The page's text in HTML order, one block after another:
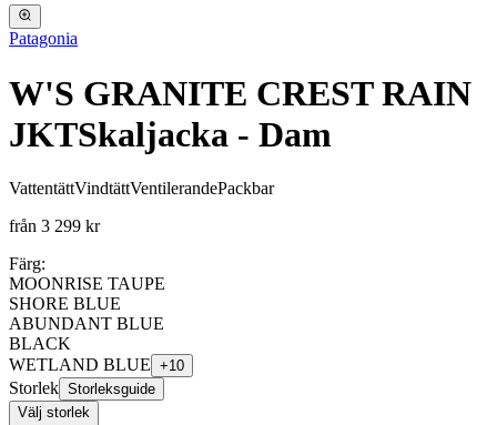
Patagonia
W'S GRANITE CREST RAIN
JKTSkaljacka - Dam
VattentättVindtättVentilerandePackbar
från 3 299 kr
Färg:
MOONRISE TAUPE
SHORE BLUE
ABUNDANT BLUE
BLACK
WETLAND BLUE +10
Storlek Storleksguide
Välj storlek